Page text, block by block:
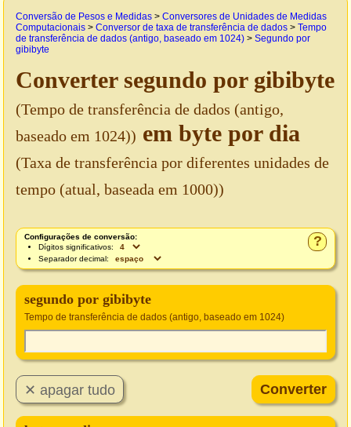
Conversão de Pesos e Medidas > Conversores de Unidades de Medidas
Computacionais > Conversor de taxa de transferência de dados > Tempo
de transferência de dados (antigo, baseado em 1024) > Segundo por
gibibyte
Converter segundo por gibibyte
(Tempo de transferência de dados (antigo,
baseado em 1024)) em byte por dia
(Taxa de transferência por diferentes unidades de
tempo (atual, baseada em 1000))
?
Configurações de conversão:
Dígitos significativos:
Separador decimal:
segundo por gibibyte
Tempo de transferência de dados (antigo, baseado em 1024)